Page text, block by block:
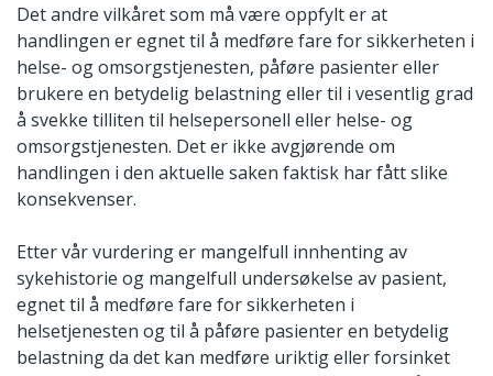
Det andre vilkåret som må være oppfylt er at
handlingen er egnet til å medføre fare for sikkerheten i
helse- og omsorgstjenesten, påføre pasienter eller
brukere en betydelig belastning eller til i vesentlig grad
å svekke tilliten til helsepersonell eller helse- og
omsorgstjenesten. Det er ikke avgjørende om
handlingen i den aktuelle saken faktisk har fått slike
konsekvenser.
Etter vår vurdering er mangelfull innhenting av
sykehistorie og mangelfull undersøkelse av pasient,
egnet til å medføre fare for sikkerheten i
helsetjenesten og til å påføre pasienter en betydelig
belastning da det kan medføre uriktig eller forsinket